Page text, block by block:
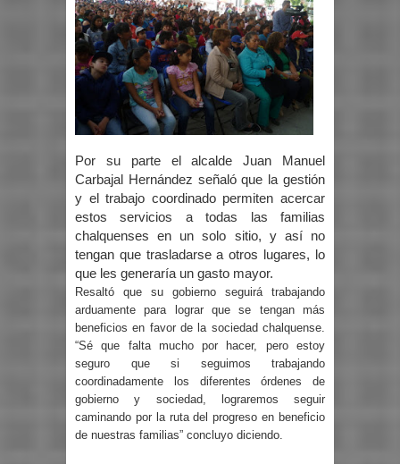
Por su parte el alcalde Juan Manuel
Carbajal Hernández señaló que la gestión
y el trabajo coordinado permiten acercar
estos servicios a todas las familias
chalquenses en un solo sitio, y así no
tengan que trasladarse a otros lugares, lo
que les generaría un gasto mayor.
Resaltó que su gobierno seguirá trabajando
arduamente para lograr que se tengan más
beneficios en favor de la sociedad chalquense.
“Sé que falta mucho por hacer, pero estoy
seguro que si seguimos trabajando
coordinadamente los diferentes órdenes de
gobierno y sociedad, lograremos seguir
caminando por la ruta del progreso en beneficio
de nuestras familias” concluyo diciendo.